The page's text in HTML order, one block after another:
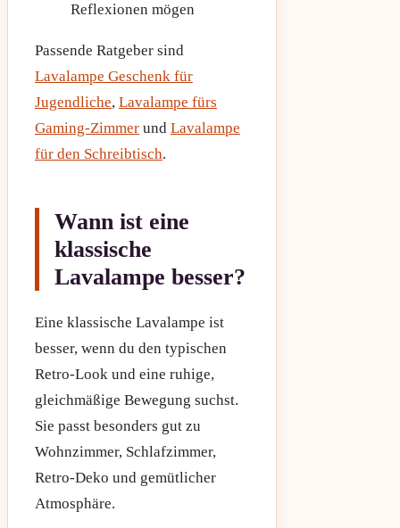
Reflexionen mögen
Passende Ratgeber sind
Lavalampe Geschenk für
Jugendliche, Lavalampe fürs
Gaming-Zimmer und Lavalampe
für den Schreibtisch.
Wann ist eine
klassische
Lavalampe besser?
Eine klassische Lavalampe ist
besser, wenn du den typischen
Retro-Look und eine ruhige,
gleichmäßige Bewegung suchst.
Sie passt besonders gut zu
Wohnzimmer, Schlafzimmer,
Retro-Deko und gemütlicher
Atmosphäre.